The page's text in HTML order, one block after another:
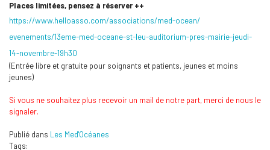
Places limitées, pensez à réserver ++
https://www.helloasso.com/associations/med-ocean/
evenements/13eme-med-oceane-st-leu-auditorium-pres-mairie-jeudi-
14-novembre-19h30
(Entrée libre et gratuite pour soignants et patients, jeunes et moins
jeunes)
Si vous ne souhaitez plus recevoir un mail de notre part, merci de nous le
signaler.
Publié dans Les Med'Océanes
Tags: